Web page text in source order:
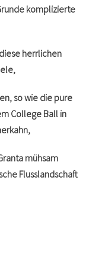
komplizierte
herrlichen
so wie die pure
College Ball in
mühsam
Flusslandschaft